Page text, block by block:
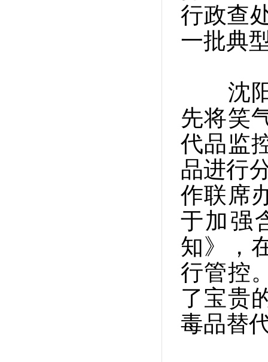
行政查
一批典
沈阳
先将笑
代品监
品进行
作联席
于加强
知》，
行管控
了宝贵
毒品替